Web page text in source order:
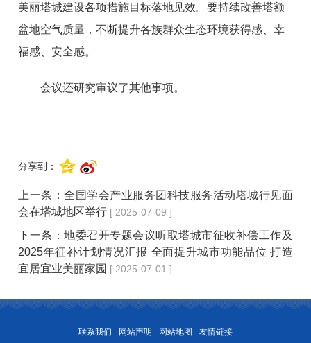
美丽塔城建设各项措施目标落地见效。要持续改善塔额
盆地空气质量，不断提升各族群众生态环境获得感、幸
福感、安全感。
会议还研究审议了其他事项。
分享到：
上一条：全国学会产业服务团科技服务活动塔城行见面
会在塔城地区举行 [ 2025-07-09 ]
下一条：地委召开专题会议听取塔城市征收补偿工作及
2025年征补计划情况汇报 全面提升城市功能品位 打造
宜居宜业美丽家园 [ 2025-07-01 ]
联系我们 网站声明 网站地图 友情链接